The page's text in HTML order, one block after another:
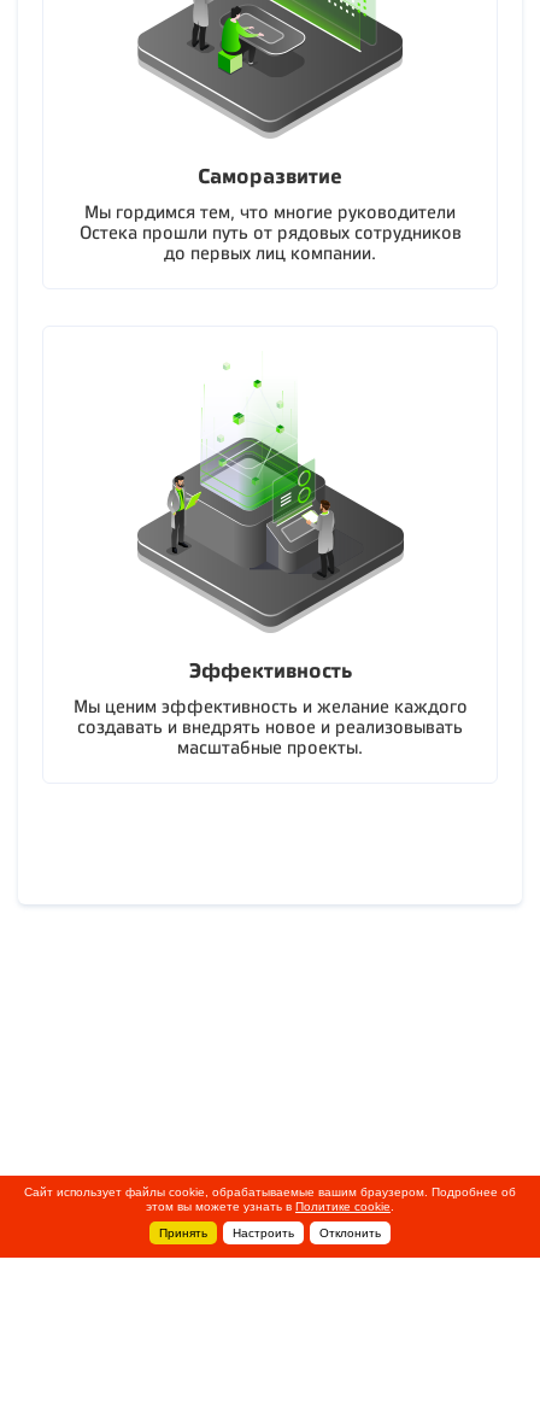
Саморазвитие
Мы гордимся тем, что многие руководители
Остека прошли путь от рядовых сотрудников
до первых лиц компании.
Эффективность
Мы ценим эффективность и желание каждого
создавать и внедрять новое и реализовывать
масштабные проекты.
Сайт использует файлы cookie, обрабатываемые вашим браузером. Подробнее об
этом вы можете узнать в Политике cookie
Принять
Настроить Отклонить